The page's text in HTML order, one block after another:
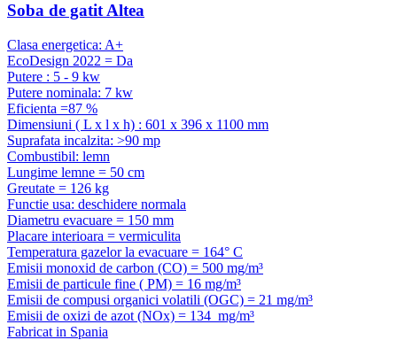
Soba de gatit Altea
Clasa energetica: A+
EcoDesign 2022 = Da
Putere : 5 - 9 kw
Putere nominala: 7 kw
Eficienta =87 %
Dimensiuni ( L x l x h) : 601 x 396 x 1100 mm
Suprafata incalzita: >90 mp
Combustibil: lemn
Lungime lemne = 50 cm
Greutate = 126 kg
Functie usa: deschidere normala
Diametru evacuare = 150 mm
Placare interioara = vermiculita
Temperatura gazelor la evacuare = 164° C
Emisii monoxid de carbon (CO) = 500 mg/m³
Emisii de particule fine ( PM) = 16 mg/m³
Emisii de compusi organici volatili (OGC) = 21 mg/m³
Emisii de oxizi de azot (NOx) = 134 mg/m³
Fabricat in Spania